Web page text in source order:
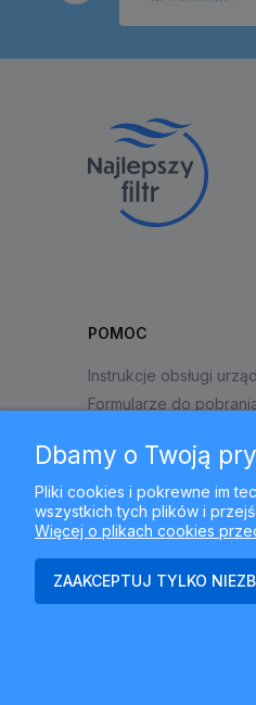
POMOC
Instrukcje obsługi
Formularze do
Dbamy o Twoją
Pliki cookies i pokrewne im
wszystkich tych plików i
Więcej o plikach cookies
ZAAKCEPTUJ TYLKO